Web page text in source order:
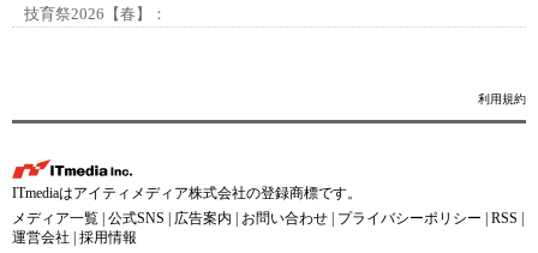
技育祭2026【春】：
利用規約
ITmediaはアイティメディア株式会社の登録商標です。
メディア一覧 公式SNS 広告案内 お問い合わせ プライバシーポリシー RSS
運営会社
採用情報